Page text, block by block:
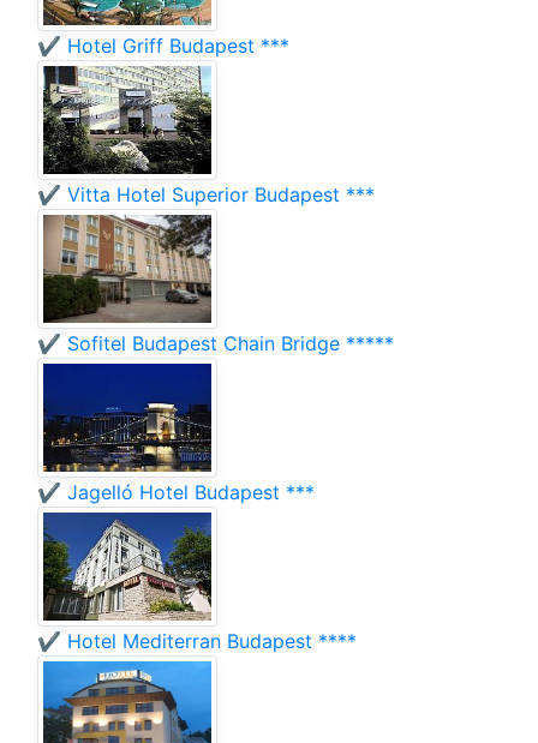
✔️ Hotel Griff Budapest ***
✔️ Vitta Hotel Superior Budapest ***
✔️ Sofitel Budapest Chain Bridge *****
✔️ Jagelló Hotel Budapest ***
✔️ Hotel Mediterran Budapest ****